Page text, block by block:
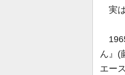
実は
ん』(
エース